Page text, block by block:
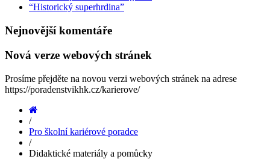
“Historický superhrdina”
Nejnovější komentáře
Nová verze webových stránek
Prosíme přejděte na novou verzi webových stránek na adrese
https://poradenstvikhk.cz/karierove/
/
Pro školní kariérové poradce
/
Didaktické materiály a pomůcky